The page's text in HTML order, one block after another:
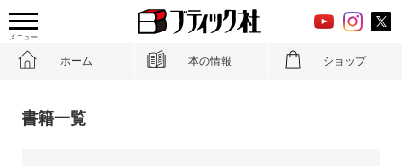
メニュー
ホーム 本の情報 ショップ
書籍一覧